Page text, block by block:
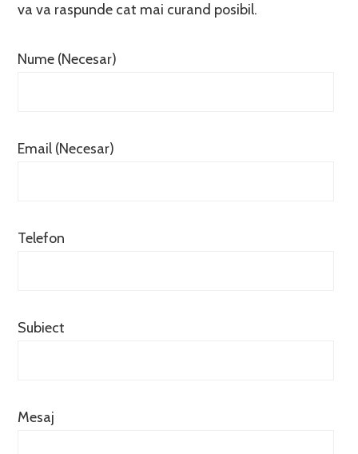
va va raspunde cat mai curand posibil.
Nume (Necesar)
Email (Necesar)
Telefon
Subiect
Mesaj